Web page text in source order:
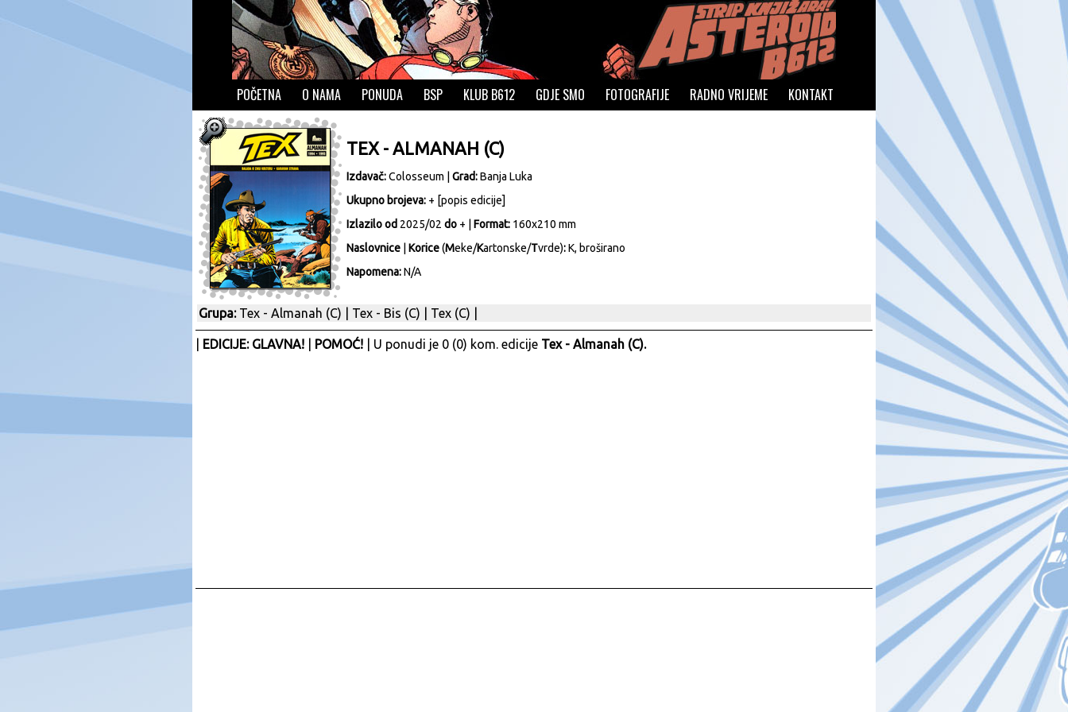
POČETNA O NAMA PONUDA BSP KLUB B612 GDJE SMO FOTOGRAFIJE RADNO VRIJEME KONTAKT
TEX - ALMANAH (C)
Izdavač:Colosseum Grad:Banja Luka
Ukupno brojeva: + [popis edicije]
Izlazilo od 2025/02 do + | Format: 160x210 mm
Naslovnice
Korice(Meke/Kartonske/Tvrde):K, broširano
Napomena:N/A
Grupa: Tex - Almanah (C) Tex - Bis (C) Tex (C)
EDICIJE: GLAVNA! POMOĆ! | U ponudi je 0 (0) kom. edicije Tex - Almanah (C).